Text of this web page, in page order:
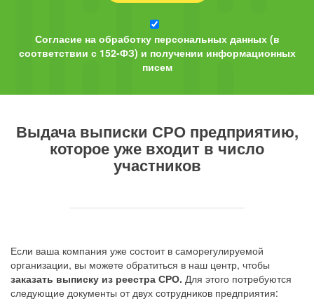
Согласие на обработку персональных данных (в
соответствии с 152-ФЗ) и получении информационных
писем
Выдача выписки СРОпредприятию,
которое уже входит в число
участников
Если ваша компания уже состоит в саморегулируемой
организации, вы можете обратиться в наш центр, чтобы
заказать выписку из реестра СРО. Для этого потребуются
следующие документы от двух сотрудников предприятия: